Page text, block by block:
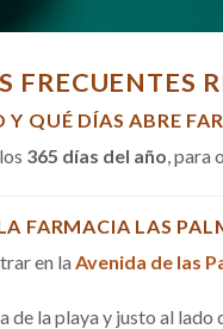
FRECUENTES
Y QUÉ DÍAS ABRE
365 días del año, para
FARMACIA LAS
en la Avenida de las
de la playa y justo al lado